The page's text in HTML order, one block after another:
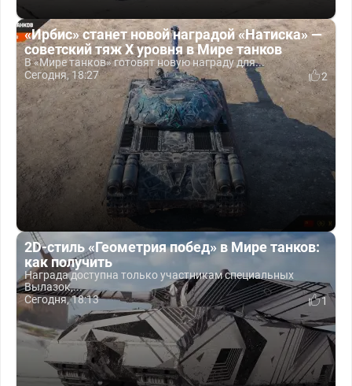
«Ирбис» станет новой наградой «Натиска» —
советский тяж X уровня в Мире танков
В «Мире танков» готовят новую награду для...
Сегодня, 18:27
2
2D-стиль «Геометрия побед» в Мире танков:
как получить
Награда доступна только участникам специальных
Вылазок,...
Сегодня, 18:13
1